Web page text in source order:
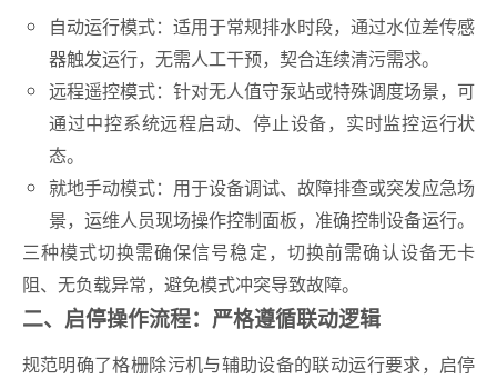
自动运行模式：适用于常规排水时段，通过水位差传感
器触发运行，无需人工干预，契合连续清污需求。
远程遥控模式：针对无人值守泵站或特殊调度场景，可
通过中控系统远程启动、停止设备，实时监控运行状
态。
就地手动模式：用于设备调试、故障排查或突发应急场
景，运维人员现场操作控制面板，准确控制设备运行。
三种模式切换需确保信号稳定，切换前需确认设备无卡
阻、无负载异常，避免模式冲突导致故障。
二、启停操作流程：严格遵循联动逻辑
规范明确了格栅除污机与辅助设备的联动运行要求，启停